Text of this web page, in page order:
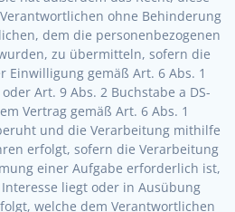
ohne Behinderung
dem die personenbezogenen
zu übermitteln, sofern die
Einwilligung gemäß Art. 6 Abs. 1
Art. 9 Abs. 2 Buchstabe a DS-
Vertrag gemäß Art. 6 Abs. 1
und die Verarbeitung mithilfe
erfolgt, sofern die Verarbeitung
einer Aufgabe erforderlich ist,
liegt oder in Ausübung
welche dem Verantwortlichen